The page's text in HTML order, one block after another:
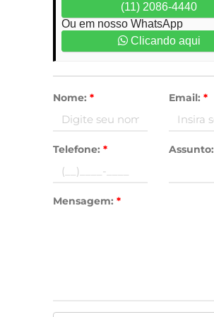
(11) 2086-4440
Ou em nosso WhatsApp
Clicando aqui
Nome: * Email: *
Telefone: * Assunto:
Mensagem: *